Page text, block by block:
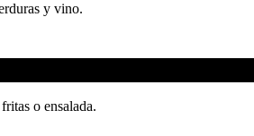
y vino.
o ensalada.